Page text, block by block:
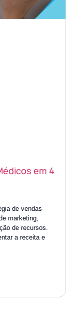
em 4
de vendas
marketing,
de recursos.
a receita e